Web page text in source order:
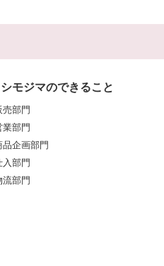
シモジマのできること
売部門
業部門
品企画部門
入部門
流部門